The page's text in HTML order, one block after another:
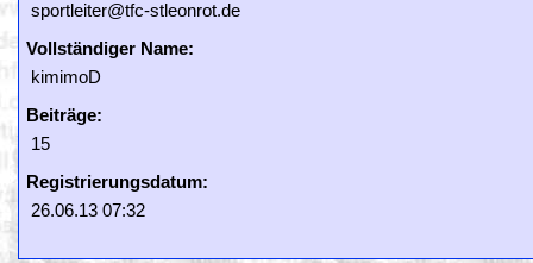
sportleiter@tfc-stleonrot.de
Vollständiger Name:
kimimoD
Beiträge:
15
Registrierungsdatum:
26.06.13 07:32